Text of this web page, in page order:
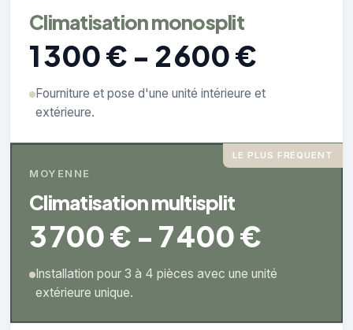
Climatisation monosplit
1 300 € - 2 600 €
Fourniture et pose d'une unité intérieure et
extérieure.
LE PLUS FRÉQUENT
MOYENNE
Climatisation multisplit
3 700 € - 7 400 €
Installation pour 3 à 4 pièces avec une unité
extérieure unique.